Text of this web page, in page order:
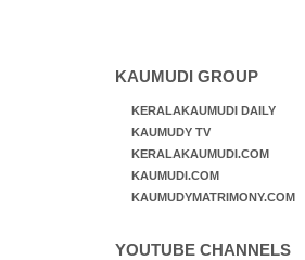
KAUMUDI GROUP
KERALAKAUMUDI DAILY
KAUMUDY TV
KERALAKAUMUDI.COM
KAUMUDI.COM
KAUMUDYMATRIMONY.COM
YOUTUBE CHANNELS